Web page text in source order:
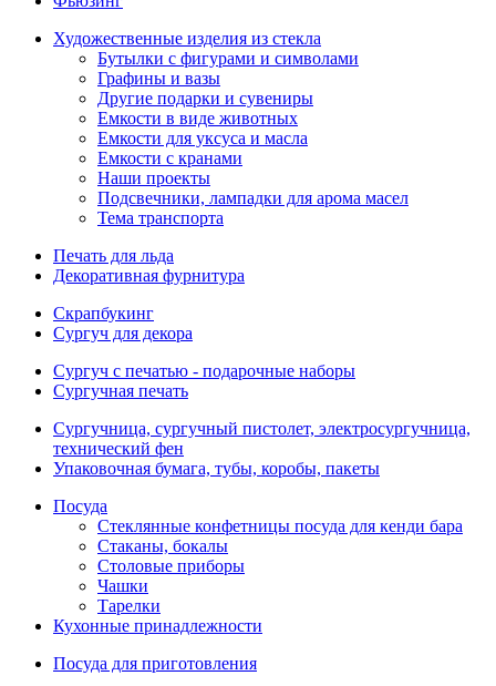
Художественные изделия из стекла
Бутылки с фигурами и символами
Графины и вазы
Другие подарки и сувениры
Емкости в виде животных
Емкости для уксуса и масла
Емкости с кранами
Наши проекты
Подсвечники, лампадки для арома масел
Тема транспорта
Печать для льда
Декоративная фурнитура
Скрапбукинг
Сургуч для декора
Сургуч с печатью - подарочные наборы
Сургучная печать
Сургучница, сургучный пистолет, электросургучница,
технический фен
Упаковочная бумага, тубы, коробы, пакеты
Посуда
Стеклянные конфетницы посуда для кенди бара
Стаканы, бокалы
Столовые приборы
Чашки
Тарелки
Кухонные принадлежности
Посуда для приготовления